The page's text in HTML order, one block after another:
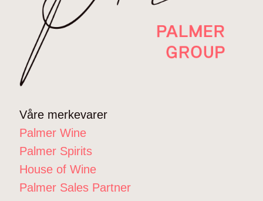
Våre merkevarer
Palmer Wine
Palmer Spirits
House of Wine
Palmer Sales Partner